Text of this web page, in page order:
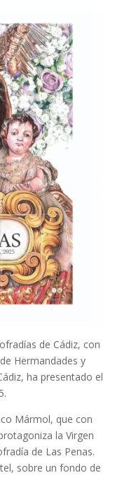
de Cádiz, con
Hermandades y
ha presentado el
Mármol, que con
la Virgen
de Las Penas.
sobre un fondo de